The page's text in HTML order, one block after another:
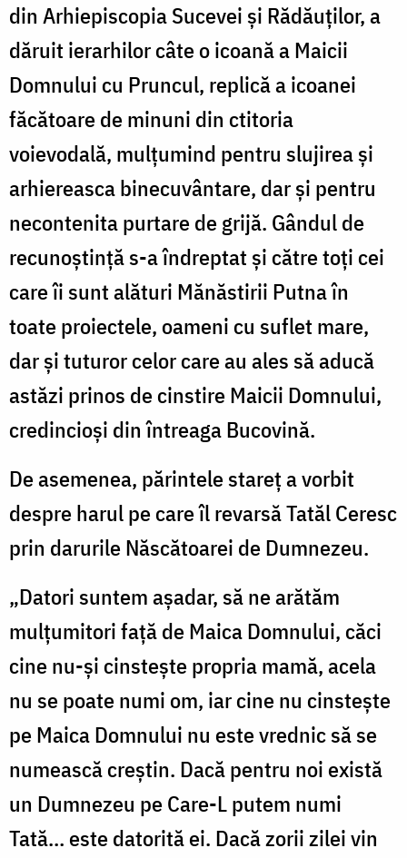
din Arhiepiscopia Sucevei și Rădăuților, a
dăruit ierarhilor câte o icoană a Maicii
Domnului cu Pruncul, replică a icoanei
făcătoare de minuni din ctitoria
voievodală, mulțumind pentru slujirea și
arhiereasca binecuvântare, dar și pentru
necontenita purtare de grijă. Gândul de
recunoștință s-a îndreptat și către toți cei
care îi sunt alături Mănăstirii Putna în
toate proiectele, oameni cu suflet mare,
dar și tuturor celor care au ales să aducă
astăzi prinos de cinstire Maicii Domnului,
credincioși din întreaga Bucovină.
De asemenea, părintele stareț a vorbit
despre harul pe care îl revarsă Tatăl Ceresc
prin darurile Născătoarei de Dumnezeu.
„Datori suntem așadar, să ne arătăm
mulțumitori față de Maica Domnului, căci
cine nu-și cinstește propria mamă, acela
nu se poate numi om, iar cine nu cinstește
pe Maica Domnului nu este vrednic să se
numească creștin. Dacă pentru noi există
un Dumnezeu pe Care-L putem numi
Tată… este datorită ei. Dacă zorii zilei vin